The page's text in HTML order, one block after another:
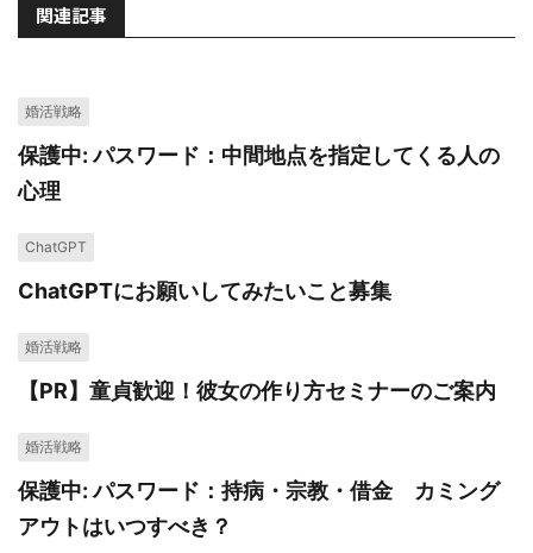
関連記事
婚活戦略
保護中: パスワード：中間地点を指定してくる人の
心理
ChatGPT
ChatGPTにお願いしてみたいこと募集
婚活戦略
【PR】童貞歓迎！彼女の作り方セミナーのご案内
婚活戦略
保護中: パスワード：持病・宗教・借金 カミング
アウトはいつすべき？